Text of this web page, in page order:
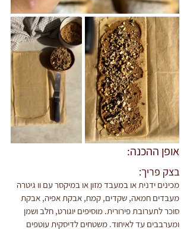
אופן ההכנה:
בצק פריך:
מכינים ידנית או במעבד מזון או במיקסר עם וו גיטרה
מעבדים חמאה, שקדים, קמח, אבקת אפיה, אבקת
סוכר לתערובת פירורית. מוסיפים יוגורט, חלב ושמן
ומערבבים עד לאיחוד. משטחים לדיסקית עוטפים